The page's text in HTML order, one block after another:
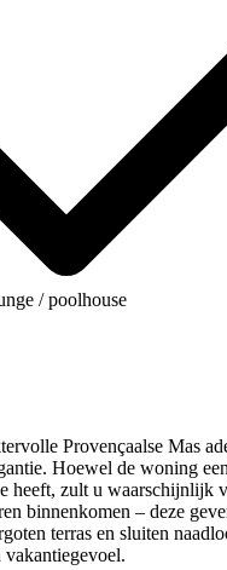
/ poolhouse
Provençaalse Mas
Hoewel de woning
heeft, zult u waarschijnlijk
binnenkomen – deze
terras en sluiten
vakantiegevoel.